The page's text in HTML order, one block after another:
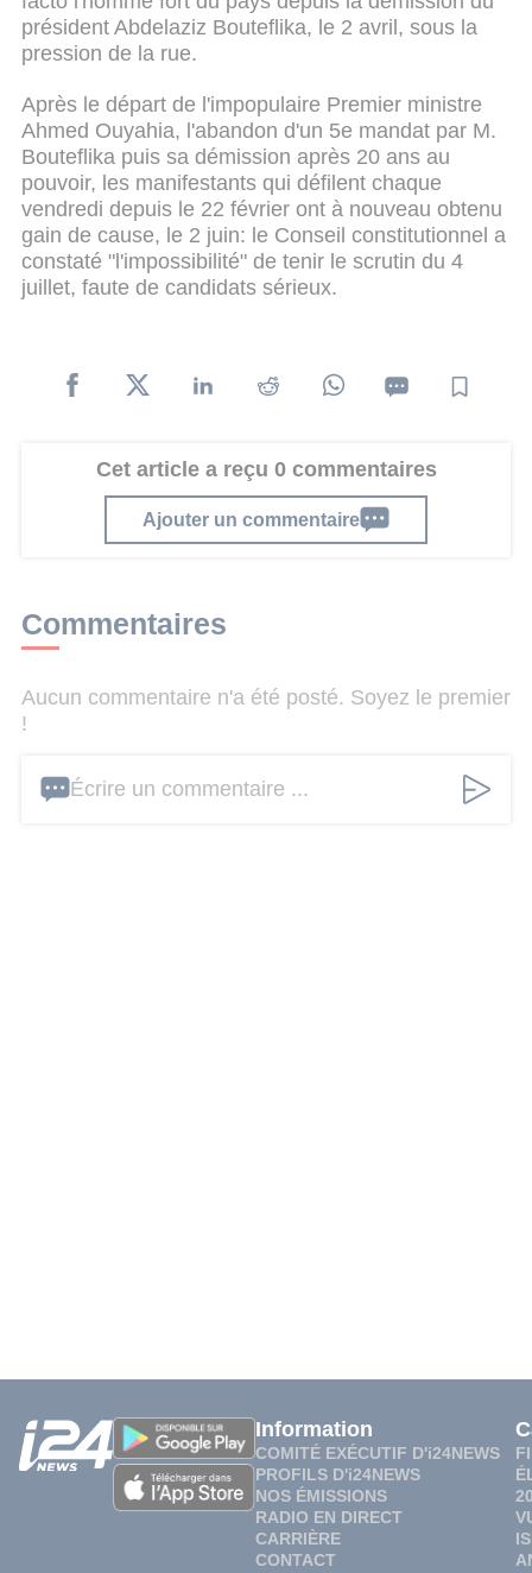
président Abdelaziz Bouteflika, le 2 avril, sous la
pression de la rue.
Après le départ de l'impopulaire Premier ministre
Ahmed Ouyahia, l'abandon d'un 5e mandat par M.
Bouteflika puis sa démission après 20 ans au
pouvoir, les manifestants qui défilent chaque
vendredi depuis le 22 février ont à nouveau obtenu
gain de cause, le 2 juin: le Conseil constitutionnel a
constaté "l'impossibilité" de tenir le scrutin du 4
juillet, faute de candidats sérieux.
Cet article a reçu 0 commentaires
Ajouter un commentaire
Commentaires
Aucun commentaire n'a été posté. Soyez le premier
!
Écrire un commentaire ...
Information
COMITÉ EXÉCUTIF D'i24NEWS
PROFILS D'i24NEWS
NOS ÉMISSIONS
RADIO EN DIRECT
CARRIÈRE
CONTACT